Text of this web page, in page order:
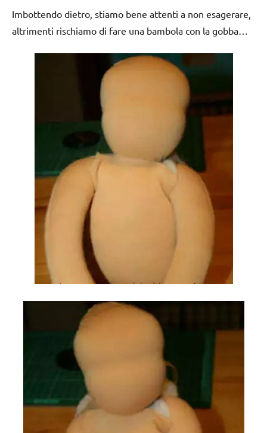
Imbottendo dietro, stiamo bene attenti a non esagerare,
altrimenti rischiamo di fare una bambola con la gobba…